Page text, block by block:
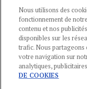
CGU-POLITIQUE DE
Nous utilisons des
fonctionnement de
contenu et nos
disponibles sur les
trafic. Nous
votre navigation sur
analytiques,
DE COOKIES